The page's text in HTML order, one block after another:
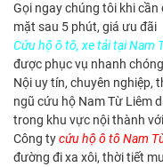
Gọi ngay chúng tôi khi cần
mặt sau 5 phút, giá ưu đãi
Cứu hộ ô tô, xe tải tại Nam
được phục vụ nhanh
Nội uy tín, chuyên nghiệp,
ngũ cứu hộ Nam Từ Liêm
trong khu vực nội thành
Công tycứu hộ ô tô Nam
đường đi xa xôi, thời tiết